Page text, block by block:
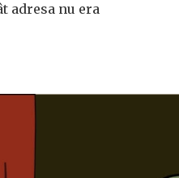
adresa nu era